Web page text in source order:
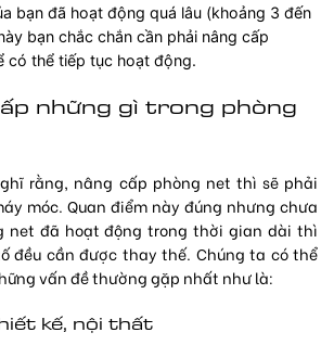
bạn đã hoạt động quá lâu (khoảng 3 đến
bạn chắc chắn cần phải nâng cấp
có thể tiếp tục hoạt động.
những gì trong phòng
rằng, nâng cấp phòng net thì sẽ phải
móc. Quan điểm này đúng nhưng chưa
net đã hoạt động trong thời gian dài thì
đều cần được thay thế. Chúng ta có thể
vấn đề thường gặp nhất như là:
kế, nội thất